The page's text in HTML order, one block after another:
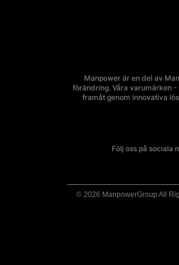
Manpower är en del av
förändring. Våra varumärken
framåt genom innovativa
Följ oss på sociala
© 2026 ManpowerGroup All